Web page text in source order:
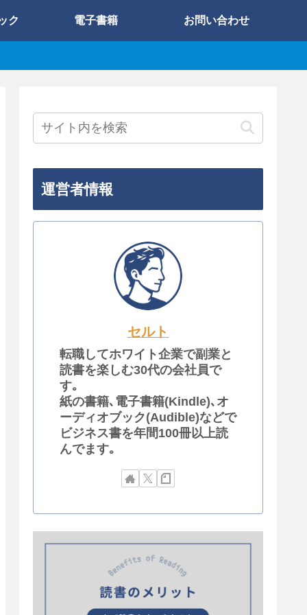
ク 電子書籍 お問い合わせ
運営者情報
セルト
転職してホワイト企業で副業と
読書を楽しむ30代の会社員で
す｡
紙の書籍､電子書籍(Kindle)､オ
ーディオブック(Audible)などで
ビジネス書を年間100冊以上読
んでます｡